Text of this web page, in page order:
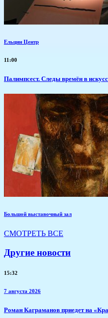
Ельцин Центр
11:00
Палимпсест. Следы времён в
Большой выставочный зал
СМОТРЕТЬ ВСЕ
Другие новости
15:32
7 августа 2026
​Роман Каграманов приедет на